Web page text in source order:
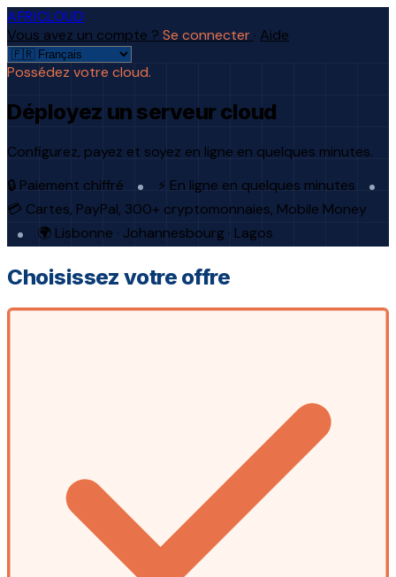
AFRICLOUD
Vous avez un compte ? Se connecter · Aide
Possédez votre cloud.
Déployez un serveur cloud
Configurez, payez et soyez en ligne en quelques minutes.
🔒 Paiement chiffré
⚡ En ligne en quelques minutes
💳 Cartes, PayPal, 300+ cryptomonnaies, Mobile Money
🌍 Lisbonne · Johannesbourg · Lagos
Choisissez votre offre